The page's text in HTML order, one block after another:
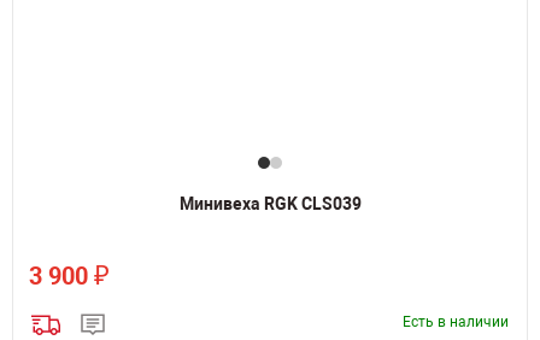
Минивеха RGK CLS039
3 900 ₽
Есть в наличии